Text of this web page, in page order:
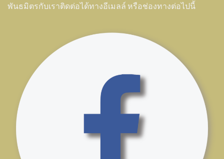
พันธมิตรกับเราติดต่อได้ทางอีเมลล์ หรือช่องทางต่อไปนี้